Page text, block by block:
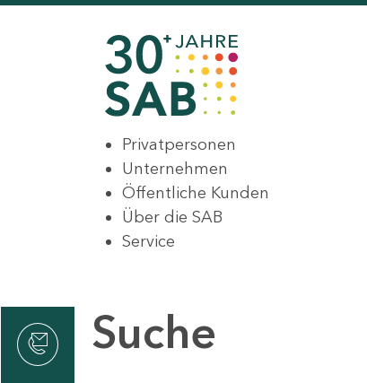
Privatpersonen
Unternehmen
Öffentliche Kunden
Über die SAB
Service
Suche